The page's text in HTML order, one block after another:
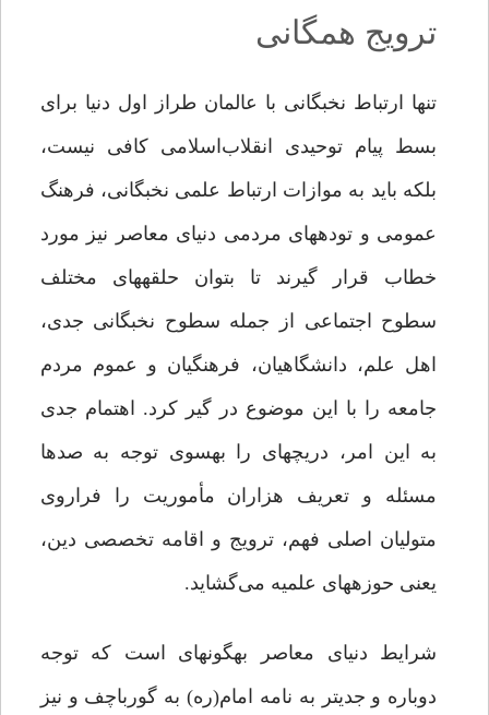
ترویج همگانی
تنها ارتباط نخبگانی با عالمان طراز اول دنیا برای
بسط پیام توحیدی انقلاب‌اسلامی کافی نیست،
بلکه باید به موازات ارتباط علمی نخبگانی، فرهنگ
عمومی و توده­های مردمی دنیای معاصر نیز مورد
خطاب قرار گیرند تا بتوان حلقه­های مختلف
سطوح اجتماعی از جمله سطوح نخبگانی جدی،
اهل علم، دانشگاهیان، فرهنگیان و عموم مردم
جامعه را با این موضوع در گیر کرد. اهتمام جدی
به این امر، دریچه­ای را به­سوی توجه به صدها
مسئله و تعریف هزاران مأموریت را فراروی
متولیان اصلی فهم، ترویج و اقامه تخصصی دین،
یعنی حوزه­های علمیه می‌گشاید.
شرایط دنیای معاصر به­گونه­ای است که توجه
دوباره و جدی­تر به نامه امام(­ره) به گورباچف و نیز